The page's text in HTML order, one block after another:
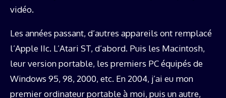
vidéo.
Les années passant, d’autres appareils ont remplacé
l’Apple IIc. L’Atari ST, d’abord. Puis les Macintosh,
leur version portable, les premiers PC équipés de
Windows 95, 98, 2000, etc. En 2004, j’ai eu mon
premier ordinateur portable à moi, puis un autre,